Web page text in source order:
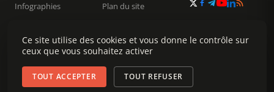
Infographies
Rechercher
Plan du site
Ce site utilise des cookies et vous donne le contrôle sur
ceux que vous souhaitez activer
TOUT ACCEPTER TOUT REFUSER